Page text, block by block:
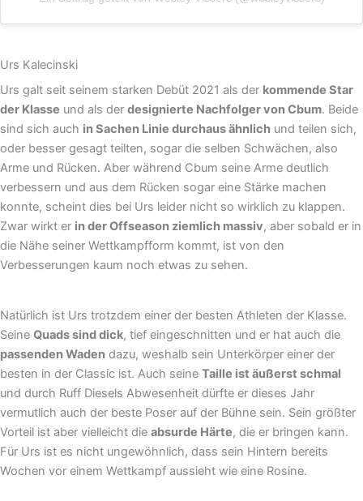
Urs Kalecinski
Urs galt seit seinem starken Debüt 2021 als der kommende Star
der Klasse und als der designierte Nachfolger von Cbum. Beide
sind sich auch in Sachen Linie durchaus ähnlich und teilen sich,
oder besser gesagt teilten, sogar die selben Schwächen, also
Arme und Rücken. Aber während Cbum seine Arme deutlich
verbessern und aus dem Rücken sogar eine Stärke machen
konnte, scheint dies bei Urs leider nicht so wirklich zu klappen.
Zwar wirkt er in der Offseason ziemlich massiv, aber sobald er in
die Nähe seiner Wettkampfform kommt, ist von den
Verbesserungen kaum noch etwas zu sehen.
Natürlich ist Urs trotzdem einer der besten Athleten der Klasse.
Seine Quads sind dick, tief eingeschnitten und er hat auch die
passenden Waden dazu, weshalb sein Unterkörper einer der
besten in der Classic ist. Auch seine Taille ist äußerst schmal
und durch Ruff Diesels Abwesenheit dürfte er dieses Jahr
vermutlich auch der beste Poser auf der Bühne sein. Sein größter
Vorteil ist aber vielleicht die absurde Härte, die er bringen kann.
Für Urs ist es nicht ungewöhnlich, dass sein Hintern bereits
Wochen vor einem Wettkampf aussieht wie eine Rosine.